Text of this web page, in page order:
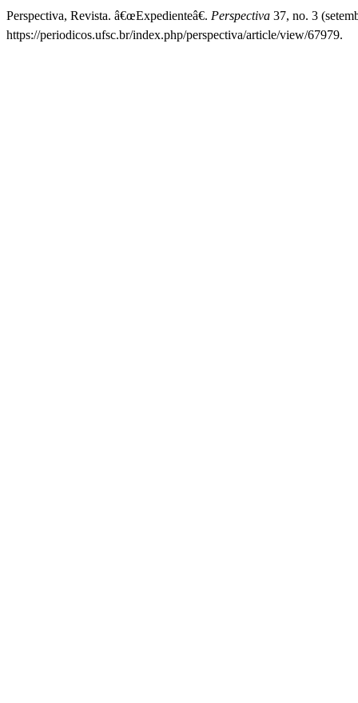
Perspectiva, Revista. â€œExpedienteâ€. Perspectiva 37, no. 3
https://periodicos.ufsc.br/index.php/perspectiva/article/view/67979.